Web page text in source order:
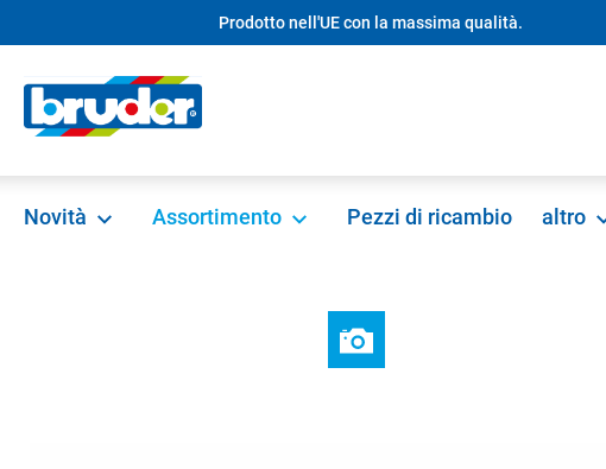
Passa alla navigazione principaleProdotto nell'UE con la massima qualità.
Novità Assortimento Pezzi di ricambio altro